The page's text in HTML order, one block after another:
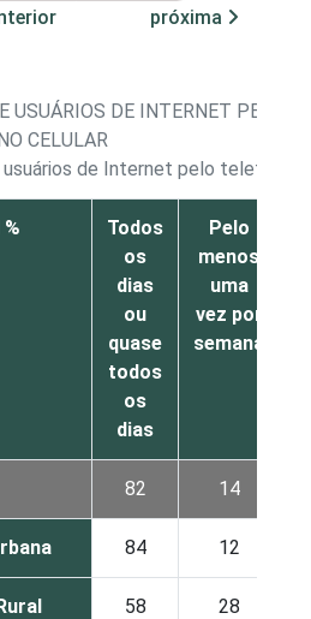
próxima
USUÁRIOS DE INTERNET PELO
CELULAR
de Internet pelo telefone
Todos
os
dias
ou
quase
todos
os
dias
Pelo
menos
uma
vez por
semana
82 14
84 12
58 28